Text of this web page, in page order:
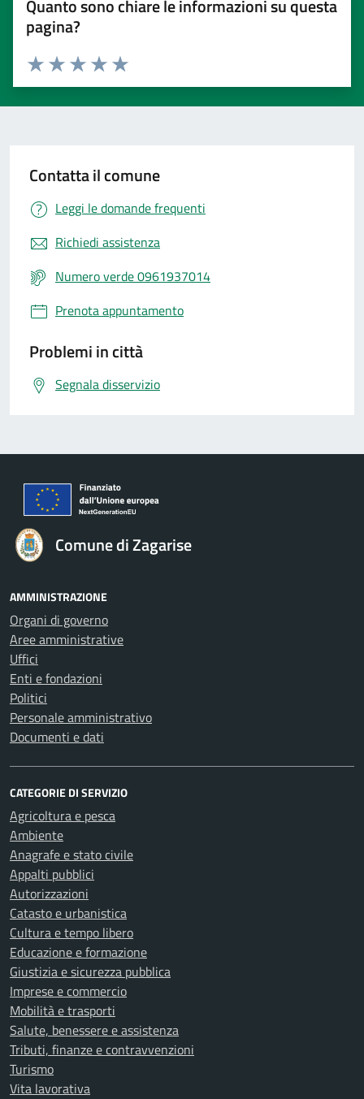
Quanto sono chiare le informazioni su questa
pagina?
Valuta 5 stelle su 5
Valuta 4 stelle su 5
Valuta 3 stelle su 5
Valuta 2 stelle su 5
Valuta 1 stelle su 5
Contatta il comune
Leggi le domande frequenti
Richiedi assistenza
Numero verde 0961937014
Prenota appuntamento
Problemi in città
Segnala disservizio
Comune di Zagarise
AMMINISTRAZIONE
Organi di governo
Aree amministrative
Uffici
Enti e fondazioni
Politici
Personale amministrativo
Documenti e dati
CATEGORIE DI SERVIZIO
Agricoltura e pesca
Ambiente
Anagrafe e stato civile
Appalti pubblici
Autorizzazioni
Catasto e urbanistica
Cultura e tempo libero
Educazione e formazione
Giustizia e sicurezza pubblica
Imprese e commercio
Mobilità e trasporti
Salute, benessere e assistenza
Tributi, finanze e contravvenzioni
Turismo
Vita lavorativa